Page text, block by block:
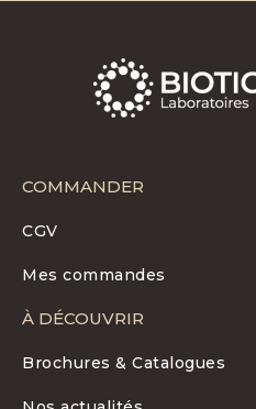
COMMANDER
CGV
Mes commandes
À DÉCOUVRIR
Brochures & Catalogues